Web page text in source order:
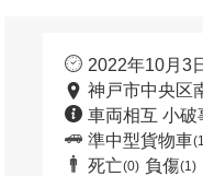
2022年10月3
神戸市中央区
車両相互 小破
準中型貨物車
死亡(0) 負傷(1)